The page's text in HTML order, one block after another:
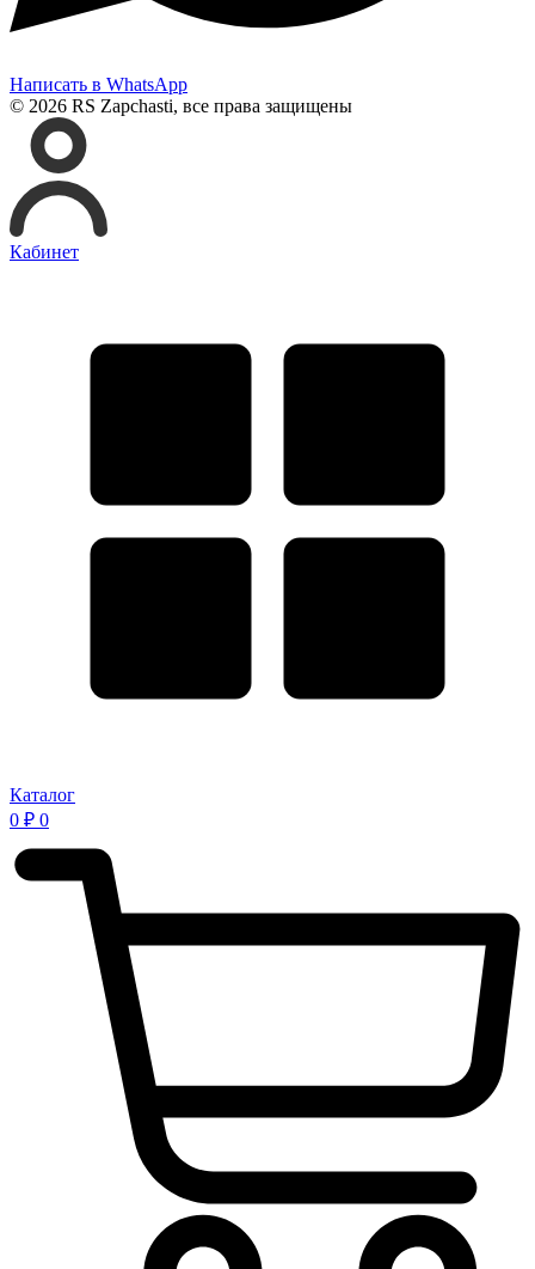
Написать в WhatsApp
© 2026 RS Zapchasti, все права защищены
Кабинет
Каталог
0 ₽ 0